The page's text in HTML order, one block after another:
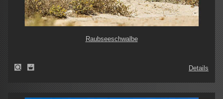
Raubseeschwalbe
Details